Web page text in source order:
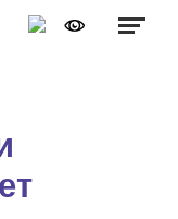
Дополнительно